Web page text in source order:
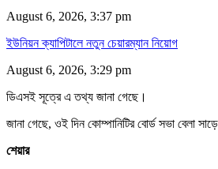
August 6, 2026, 3:37 pm
ইউনিয়ন ক্যাপিটালে নতুন চেয়ারম্যান নিয়োগ
August 6, 2026, 3:29 pm
ডিএসই সূত্রে এ তথ্য জানা গেছে।
জানা গেছে, ওই দিন কোম্পানিটির বোর্ড সভা বেলা
শেয়ার